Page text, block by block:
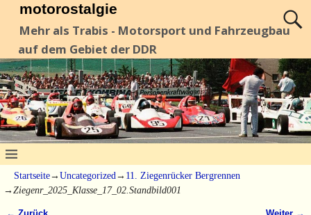
motorostalgie
Mehr als Trabis - Motorsport und Fahrzeugbau
auf dem Gebiet der DDR
Startseite→ Uncategorized → 11. Ziegenrücker Bergrennen
→ Ziegenr_2025_Klasse_17_02.Standbild001